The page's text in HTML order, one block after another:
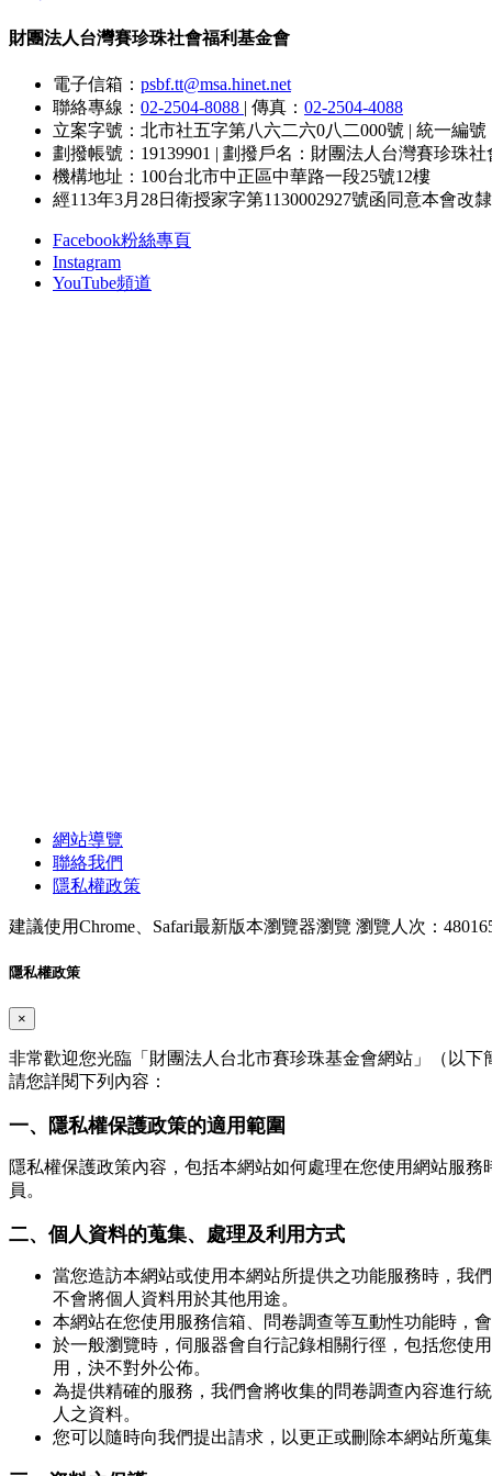
財團法人台灣賽珍珠社會福利基金會
電子信箱： psbf.tt@msa.hinet.net
聯絡專線： 02-2504-8088 | 傳真： 02-2504-4088
立案字號：北市社五字第八六二六0八二000號 | 統一編號
劃撥帳號：19139901 | 劃撥戶名：財團法人台灣賽珍珠社
機構地址：100台北市中正區中華路一段25號12樓
經113年3月28日衛授家字第1130002927號函同意本會改
Facebook粉絲專頁
Instagram
YouTube頻道
網站導覽
聯絡我們
隱私權政策
建議使用Chrome、Safari最新版本瀏覽器瀏覽 瀏覽人次：
隱私權政策
×
非常歡迎您光臨「財團法人台北市賽珍珠基金會網站」（以
請您詳閱下列內容：
一、隱私權保護政策的適用範圍
隱私權保護政策內容，包括本網站如何處理在您使用網站服
員。
二、個人資料的蒐集、處理及利用方式
當您造訪本網站或使用本網站所提供之功能服務時，我
不會將個人資料用於其他用途。
本網站在您使用服務信箱、問卷調查等互動性功能時，
於一般瀏覽時，伺服器會自行記錄相關行徑，包括您使
用，決不對外公佈。
為提供精確的服務，我們會將收集的問卷調查內容進行
人之資料。
您可以隨時向我們提出請求，以更正或刪除本網站所蒐